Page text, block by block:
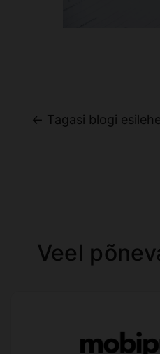
← Tagasi blogi
Veel